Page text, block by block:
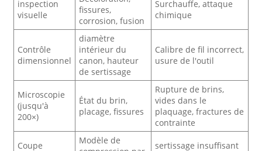
inspection
visuelle
fissures,
corrosion, fusion
Surchauffe, attaque
chimique
Contrôle
dimensionnel
diamètre
intérieur du
canon, hauteur
de sertissage
Calibre de fil incorrect,
usure de l'outil
Microscopie
(jusqu'à
200×)
État du brin,
placage, fissures
Rupture de brins,
vides dans le
plaquage, fractures de
contrainte
Coupe
Modèle de
sertissage insuffisant